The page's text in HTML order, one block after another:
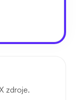
zdroje.